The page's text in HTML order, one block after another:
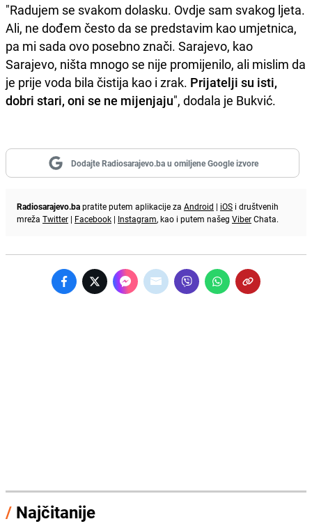
"Radujem se svakom dolasku. Ovdje sam svakog ljeta.
Ali, ne dođem često da se predstavim kao umjetnica,
pa mi sada ovo posebno znači. Sarajevo, kao
Sarajevo, ništa mnogo se nije promijenilo, ali mislim da
je prije voda bila čistija kao i zrak. Prijatelji su isti,
dobri stari, oni se ne mijenjaju", dodala je Bukvić.
Dodajte Radiosarajevo.ba u omiljene Google izvore
Radiosarajevo.bapratite putem aplikacije za Android | iOS i društvenih
mreža Twitter | Facebook | Instagram, kao i putem našeg ViberChata.
/ Najčitanije